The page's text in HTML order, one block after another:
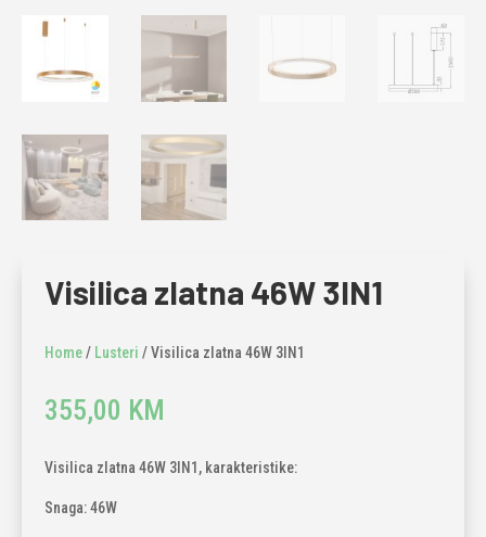
Visilica zlatna 46W 3IN1
Home/ Lusteri / Visilica zlatna 46W 3IN1
355,00 KM
Visilica zlatna 46W 3IN1, karakteristike:
Snaga: 46W